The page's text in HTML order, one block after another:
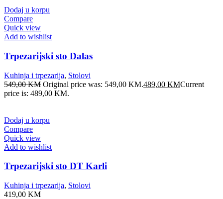
Dodaj u korpu
Compare
Quick view
Add to wishlist
Trpezarijski sto Dalas
Kuhinja i trpezarija, Stolovi
549,00KM Original price was: 549,00 KM.489,00 KMCurrent
price is: 489,00 KM.
Dodaj u korpu
Compare
Quick view
Add to wishlist
Trpezarijski sto DT Karli
Kuhinja i trpezarija, Stolovi
419,00 KM